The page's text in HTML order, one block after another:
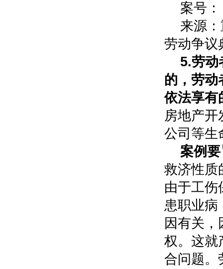
案号
来源
劳动争议
5.劳动
的，劳动
依法享有
房地产
公司等生
案例
救济性质
由于工伤
患职业病
因有关
权。这就
合问题。